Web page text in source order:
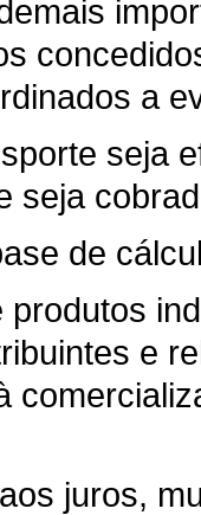
a
seja
seja
de
produtos
e
juros,